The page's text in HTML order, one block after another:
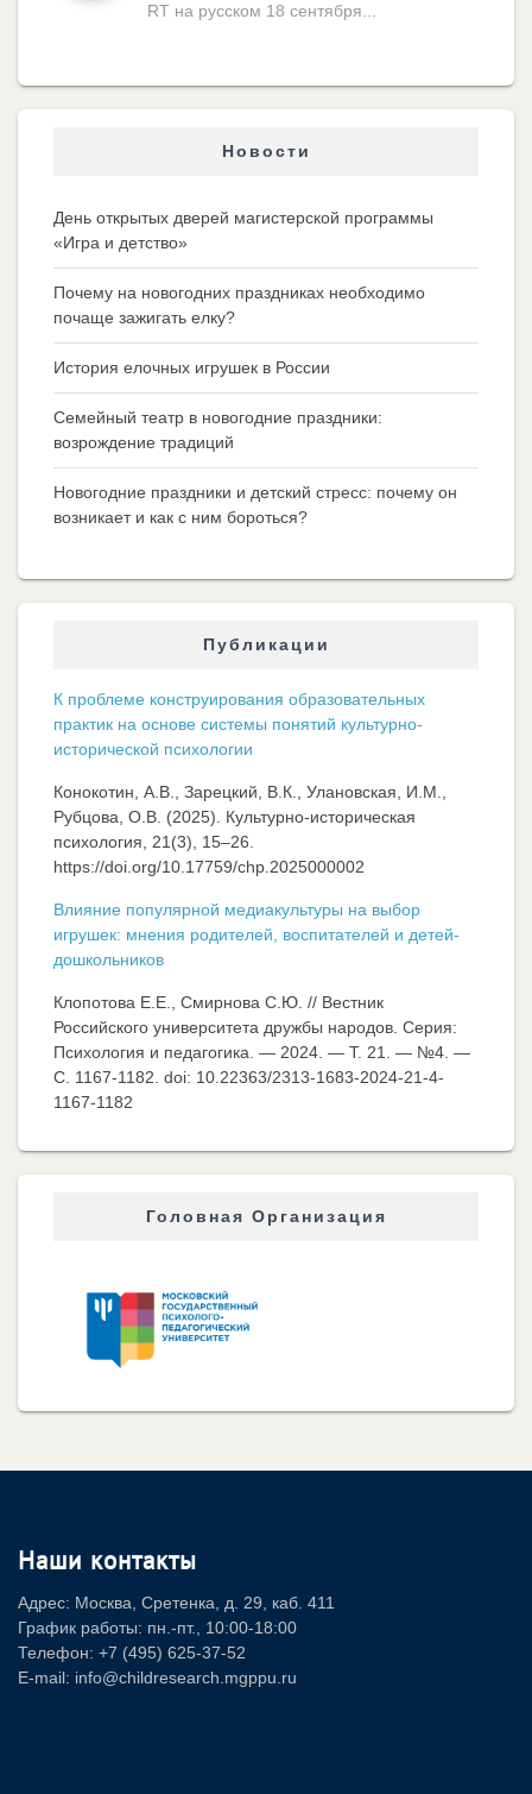
RT на русском 18 сентября...
Новости
День открытых дверей магистерской программы
«Игра и детство»
Почему на новогодних праздниках необходимо
почаще зажигать елку?
История елочных игрушек в России
Семейный театр в новогодние праздники:
возрождение традиций
Новогодние праздники и детский стресс: почему он
возникает и как с ним бороться?
Публикации
К проблеме конструирования образовательных
практик на основе системы понятий культурно-
исторической психологии
Конокотин, А.В., Зарецкий, В.К., Улановская, И.М.,
Рубцова, О.В. (2025). Культурно-историческая
психология, 21(3), 15–26.
https://doi.org/10.17759/chp.2025000002
Влияние популярной медиакультуры на выбор
игрушек: мнения родителей, воспитателей и детей-
дошкольников
Клопотова Е.Е., Смирнова С.Ю. // Вестник
Российского университета дружбы народов. Серия:
Психология и педагогика. — 2024. — Т. 21. — №4. —
C. 1167-1182. doi: 10.22363/2313-1683-2024-21-4-
1167-1182
Головная Организация
Наши контакты
Адрес: Москва, Сретенка, д. 29, каб. 411
График работы: пн.-пт., 10:00-18:00
Телефон: +7 (495) 625-37-52
E-mail: info@childresearch.mgppu.ru